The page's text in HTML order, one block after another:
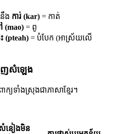
នឹង ការ់ (kar) = កាត់
(mao) = ពូ
ះ (pteah) = បំបែក (អាស្រ័យលើ
ញសំឡេង
ក្យទាំងស្រុងជាភាសាខ្មែរ។
នៀងមិន